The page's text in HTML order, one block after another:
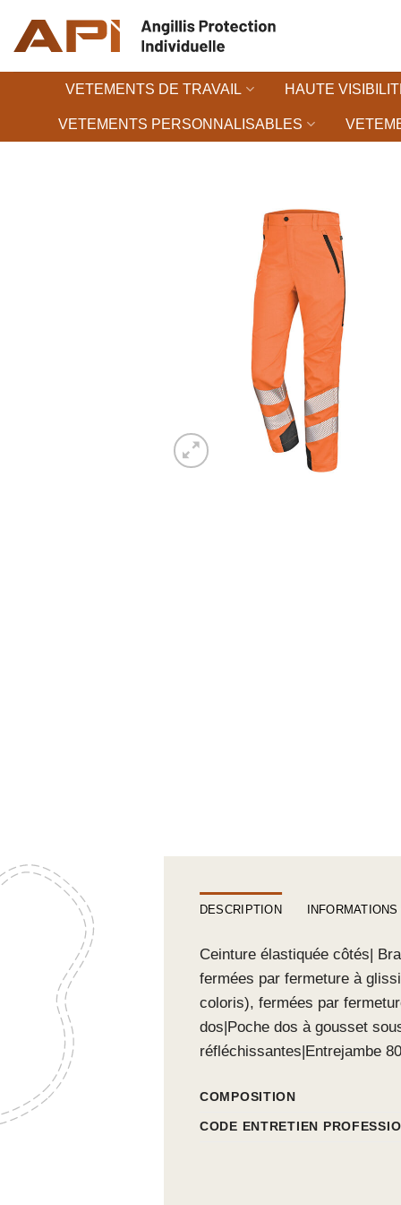
contenu
VETEMENTS DE TRAVAIL HAUTE
VETEMENTS PERSONNALISABLES
Ajouter à la liste
DESCRIPTION
Ceinture élastiquée côtés|
fermées par fermeture à
coloris), fermées par
dos|Poche dos à gousset
réfléchissantes|Entrejambe
COMPOSITION
CODE ENTRETIEN